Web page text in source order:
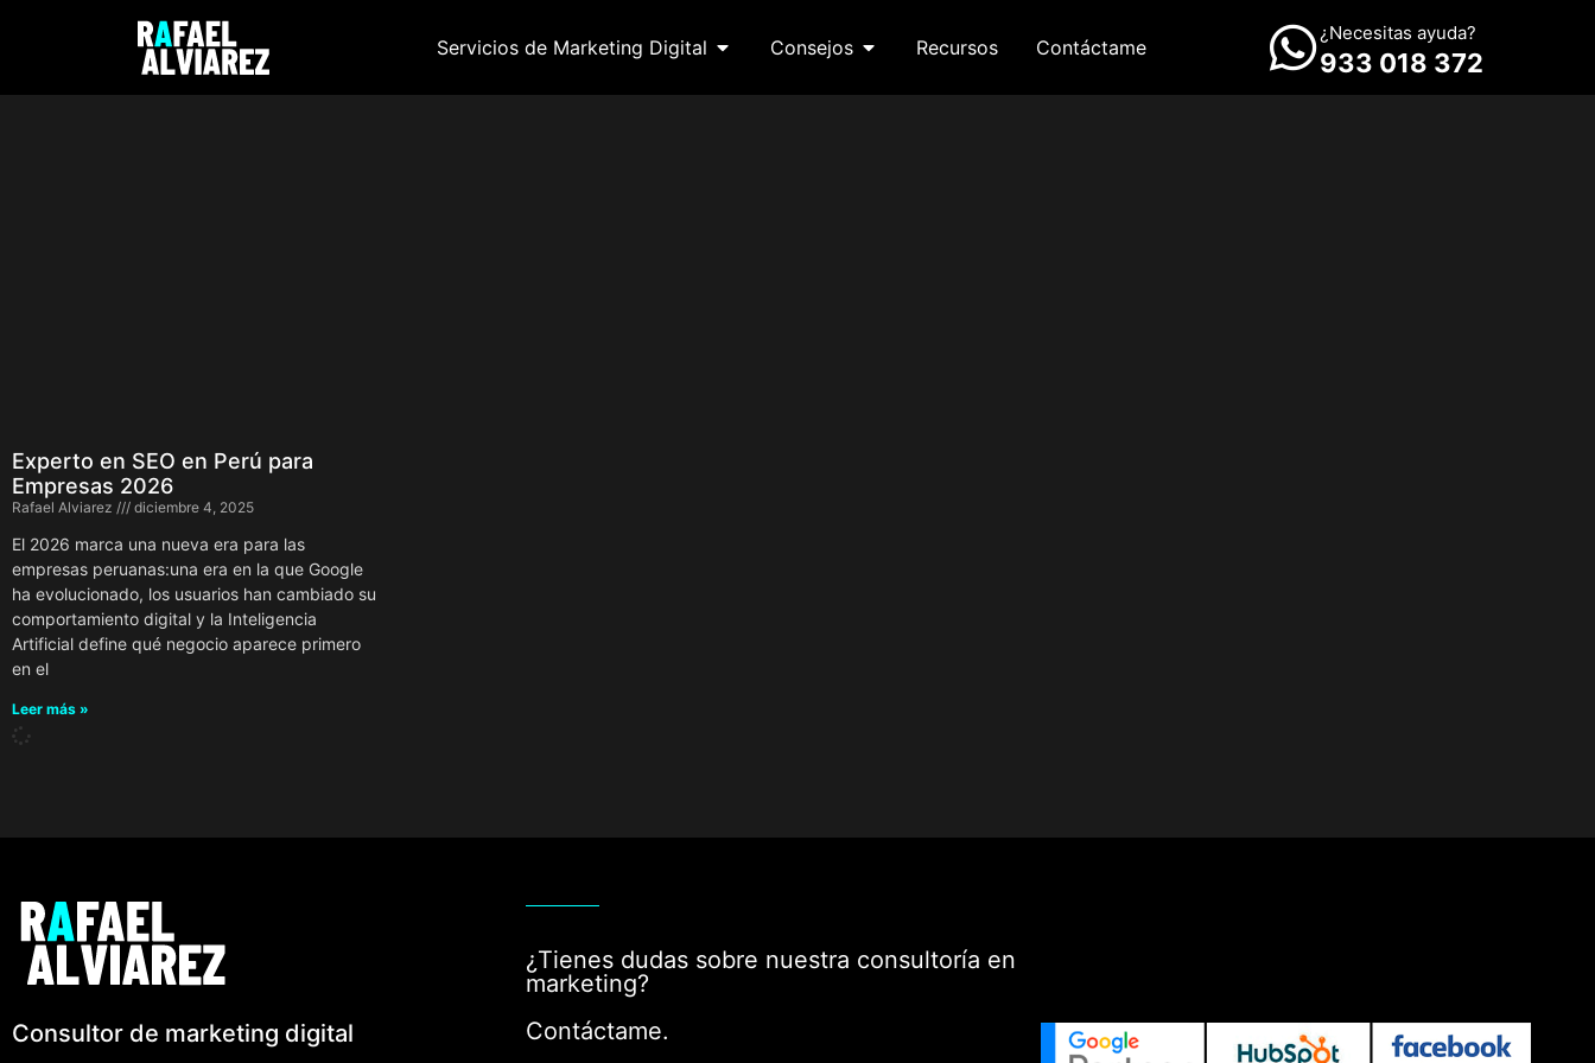
Servicios de Marketing Digital Consejos Recursos Contáctame
¿Necesitas ayuda?
933 018 372
Experto en SEO en Perú para
Empresas 2026
Rafael Alviarez diciembre 4, 2025
El 2026 marca una nueva era para las
empresas peruanas:una era en la que Google
ha evolucionado, los usuarios han cambiado su
comportamiento digital y la Inteligencia
Artificial define qué negocio aparece primero
en el
Leer más »
Consultor de marketing digital
¿Tienes dudas sobre nuestra consultoría en
marketing?
Contáctame.